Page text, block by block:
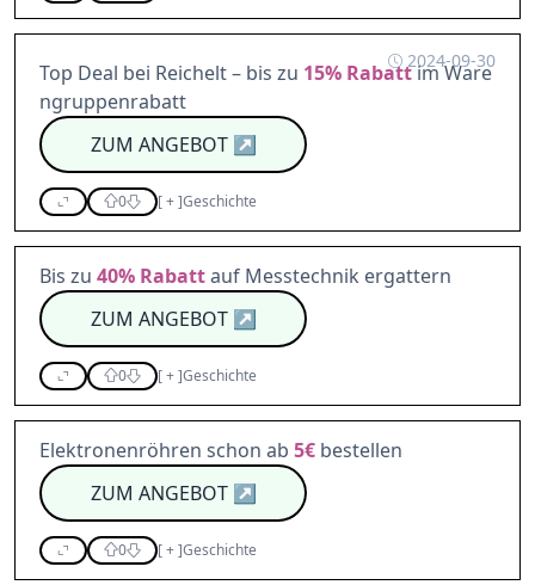
2024-09-30
Top Deal bei Reichelt – bis zu 15% Rabattim Ware
ngruppenrabatt
ZUM ANGEBOT↗
0 [+]Geschichte
Bis zu 40% Rabattauf Messtechnik ergattern
ZUM ANGEBOT↗
0 [+]Geschichte
Elektronenröhren schon ab 5€ bestellen
ZUM ANGEBOT↗
0 [+]Geschichte